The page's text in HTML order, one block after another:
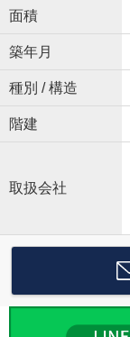
面積
築年月
種別 / 構造
階建
取扱会社